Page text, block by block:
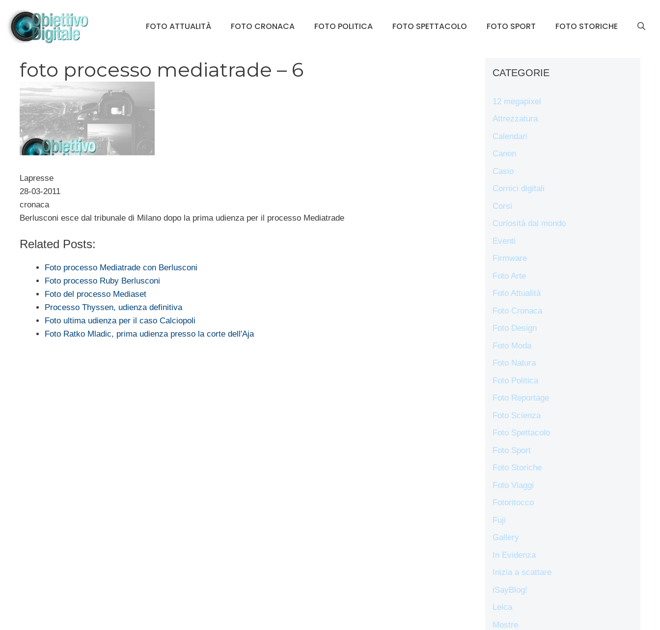
contenuto
FOTO ATTUALITÀ FOTO CRONACA FOTO POLITICA FOTO SPETTACOLO FOTO SPORT FOTO STORICHE
foto processo mediatrade – 6
Lapresse
28-03-2011
cronaca
Berlusconi esce dal tribunale di Milano dopo la prima udienza per il processo Mediatrade
Related Posts:
Foto processo Mediatrade con Berlusconi
Foto processo Ruby Berlusconi
Foto del processo Mediaset
Processo Thyssen, udienza definitiva
Foto ultima udienza per il caso Calciopoli
Foto Ratko Mladic, prima udienza presso la corte dell'Aja
CATEGORIE
12 megapixel
Attrezzatura
Calendari
Canon
Casio
Cornici digitali
Corsi
Curiosità dal mondo
Eventi
Firmware
Foto Arte
Foto Attualità
Foto Cronaca
Foto Design
Foto Moda
Foto Natura
Foto Politica
Foto Reportage
Foto Scienza
Foto Spettacolo
Foto Sport
Foto Storiche
Foto Viaggi
Fotoritocco
Fuji
Gallery
In Evidenza
Inizia a scattare
iSayBlog!
Leica
Mostre